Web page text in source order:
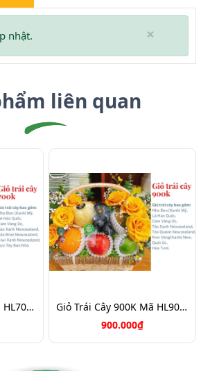
×
nhật.
liên quan
Giỏ Trái Cây 700K Mã HL7088
Giỏ Trái Cây 900K Mã HL9031
900.000₫